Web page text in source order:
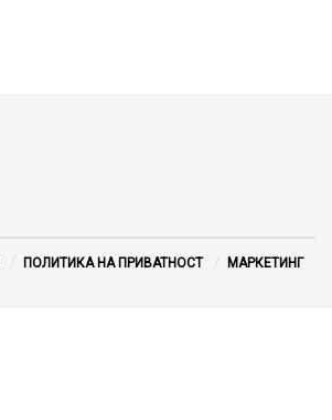
ПОЛИТИКА НА ПРИВАТНОСТ
МАРКЕТИНГ